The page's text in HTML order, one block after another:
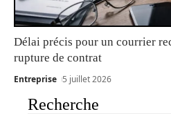
Délai précis pour un courrier
rupture de contrat
Entreprise 5 juillet 2026
Recherche